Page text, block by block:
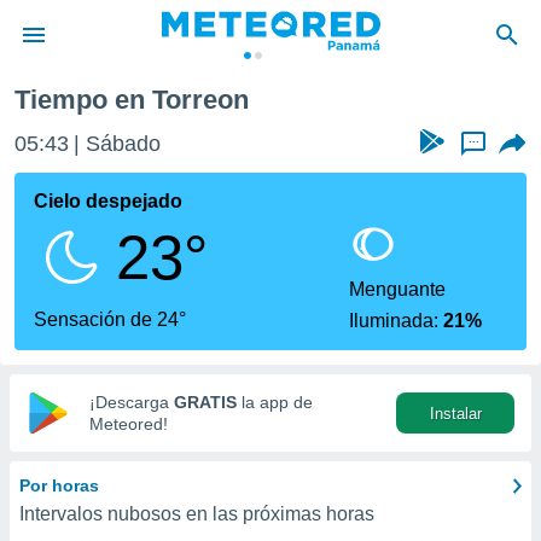
de
ha
calidad.
a este
las
y
digital
basada
Tiempo en Torreon
05:43 Sábado ...
Cielo despejado
23°
Sensación de 24°
Menguante
Iluminada:21%
¡Descarga GRATIS la app de
Meteored!
Instalar
Por horas
Intervalos nubosos en las próximas horas